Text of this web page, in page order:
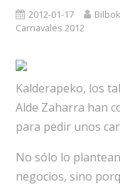
2012-01-17
Carnavales 2012
Kalderapeko, los
Alde Zaharra han
para pedir unos
No sólo lo
negocios, sino